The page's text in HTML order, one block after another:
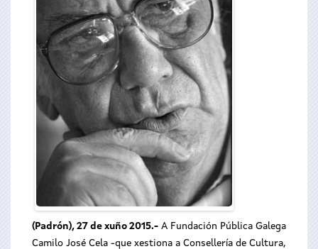
(Padrón), 27 de xuño 2015.- A Fundación Pública Galega
Camilo José Cela -que xestiona a Consellería de Cultura,